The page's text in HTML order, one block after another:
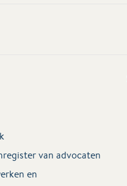
van advocaten
en